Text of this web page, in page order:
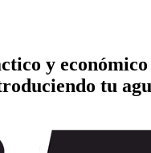
y
tu